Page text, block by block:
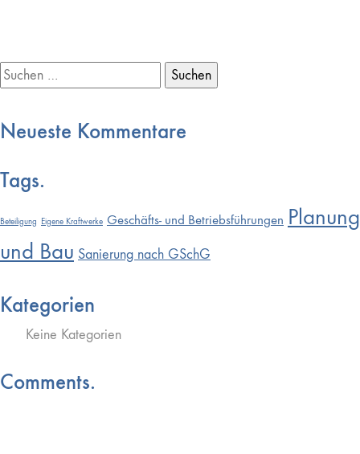
Suchen
nach:
Neueste Kommentare
Tags.
Beteiligung Eigene Kraftwerke Geschäfts- und Betriebsführungen Planung
und Bau Sanierung nach GSchG
Kategorien
Keine Kategorien
Comments.